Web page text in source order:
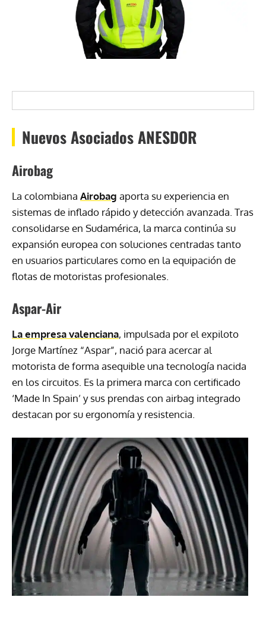
Nuevos Asociados ANESDOR
Airobag
La colombiana Airobag aporta su experiencia en
sistemas de inflado rápido y detección avanzada. Tras
consolidarse en Sudamérica, la marca continúa su
expansión europea con soluciones centradas tanto
en usuarios particulares como en la equipación de
flotas de motoristas profesionales.
Aspar-Air
La empresa valenciana, impulsada por el expiloto
Jorge Martínez “Aspar”, nació para acercar al
motorista de forma asequible una tecnología nacida
en los circuitos. Es la primera marca con certificado
‘Made In Spain’ y sus prendas con airbag integrado
destacan por su ergonomía y resistencia.